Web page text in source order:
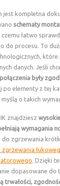
jest kompletna
schematy
łatwo
do procesu. To
danych. Jeśli
połączenia były
po elementy z tej
o takich
znajdziesz
wymagania
zgrzewania
zgrzewania
. Dzięki
dopasowane do
trwałości,